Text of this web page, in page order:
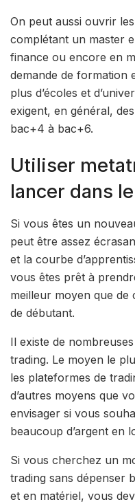
On peut aussi ouvrir
complétant un master
finance ou encore en
demande de formation
plus d’écoles et
exigent, en général,
bac+4 à bac+6.
Utiliser
lancer dans
Si vous êtes un
peut être assez
et la courbe
vous êtes prêt à
meilleur moyen que
de débutant.
Il existe de
trading. Le moyen le
les plateformes de
d’autres moyens que
envisager si vous
beaucoup d’argent en
Si vous cherchez un
trading sans dépenser
et en matériel, vous